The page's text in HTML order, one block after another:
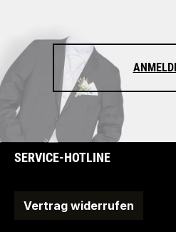
SERVICE-HOTLINE
Vertrag widerrufen